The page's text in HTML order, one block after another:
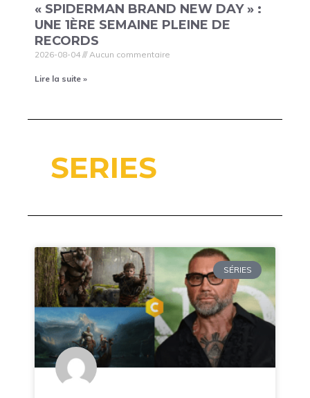
« SPIDERMAN BRAND NEW DAY » :
UNE 1ÈRE SEMAINE PLEINE DE
RECORDS
2026-08-04 Aucun commentaire
Lire la suite »
SERIES
SÉRIES